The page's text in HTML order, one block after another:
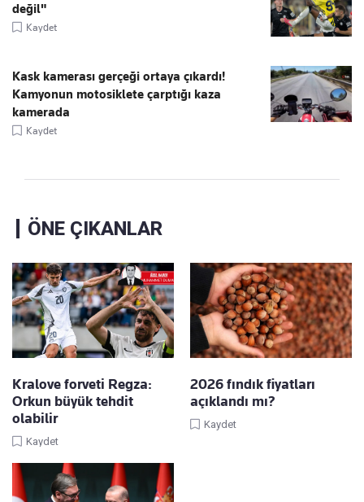
değil"
Kaydet
Kask kamerası gerçeği ortaya çıkardı!
Kamyonun motosiklete çarptığı kaza
kamerada
Kaydet
ÖNE ÇIKANLAR
Kralove forveti Regza:
Orkun büyük tehdit
olabilir
Kaydet
2026 fındık fiyatları
açıklandı mı?
Kaydet